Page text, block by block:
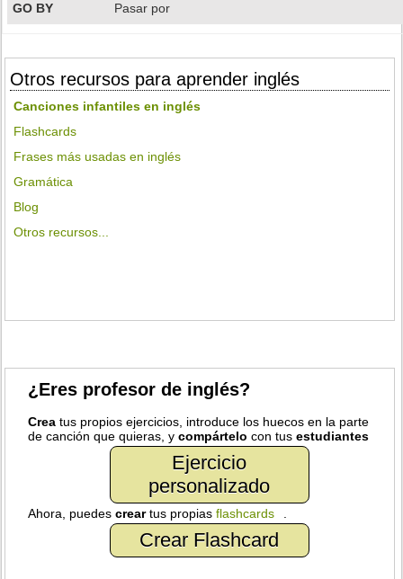
GO BY Pasar por
Otros recursos para aprender inglés
Canciones infantiles en inglés
Flashcards
Frases más usadas en inglés
Gramática
Blog
Otros recursos...
¿Eres profesor de inglés?
Crea tus propios ejercicios, introduce los huecos en la parte
de canción que quieras, ycompártelo con tusestudiantes
Ejercicio
personalizado
Ahora, puedescreartus propiasflashcards
Crear Flashcard